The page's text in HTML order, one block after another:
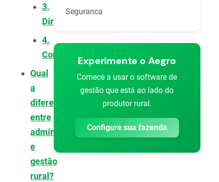
3.
Dirigir
4.
Controlar
Qual
a
diferença
entre
administração
e
gestão
rural?
Seguranca
Experimente o Aegro
Comece a usar o software de
gestão que está ao lado do
produtor rural.
Configure sua fazenda